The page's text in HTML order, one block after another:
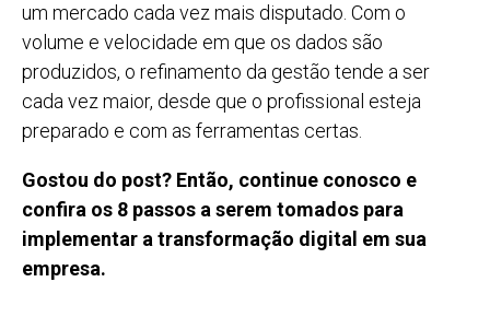
um mercado cada vez mais disputado. Com o
volume e velocidade em que os dados são
produzidos, o refinamento da gestão tende a ser
cada vez maior, desde que o profissional esteja
preparado e com as ferramentas certas.
Gostou do post? Então, continue conosco e
confira os 8 passos a serem tomados para
implementar a transformação digital em sua
empresa.